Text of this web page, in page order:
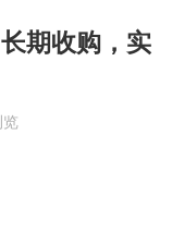
期收购，实